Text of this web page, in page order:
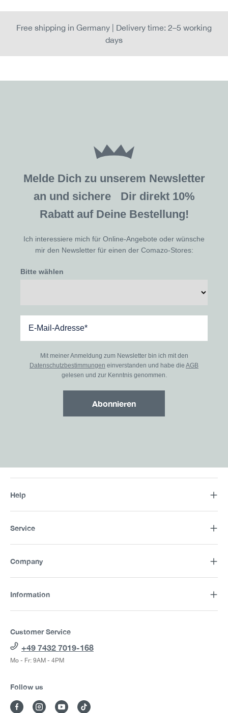
Free shipping in Germany | Delivery time: 2–5 working
days
Melde Dich zu unserem Newsletter
an und sichere Dir direkt 10%
Rabatt auf Deine Bestellung!
Ich interessiere mich für Online-Angebote oder wünsche
mir den Newsletter für einen der Comazo-Stores:
Bitte wählen
Mit meiner Anmeldung zum Newsletter bin ich mit den
Datenschutzbestimmungen einverstanden und habe die AGB
gelesen und zur Kenntnis genommen.
Abonnieren
Help
Service
Company
Information
Customer Service
+49 7432 7019-168
Mo - Fr: 9AM - 4PM
Follow us